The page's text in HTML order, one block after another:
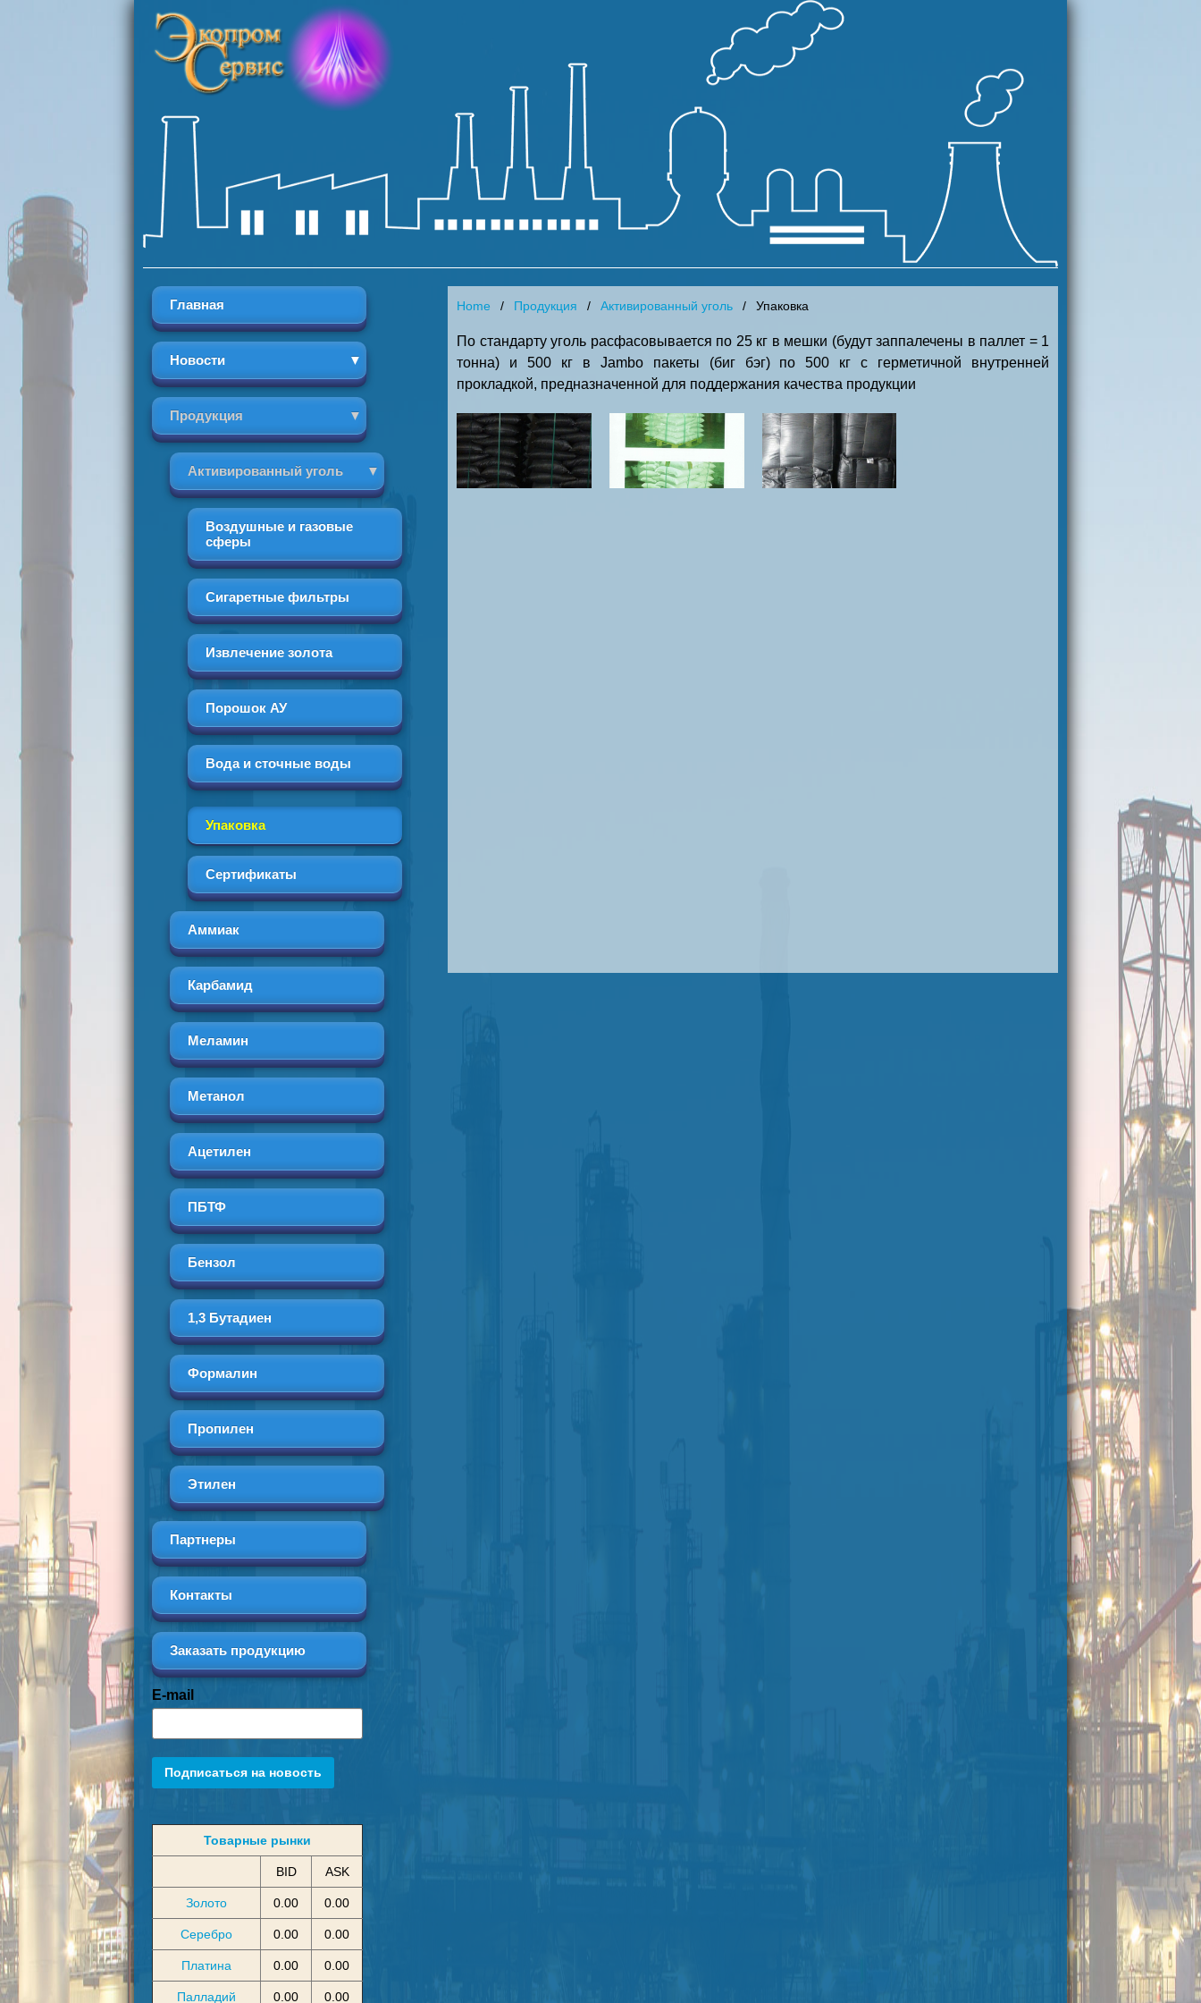
Главная
Новости
Продукция
Активированный уголь
Воздушные и газовые
сферы
Сигаретные фильтры
Извлечение золота
Порошок АУ
Вода и сточные воды
Упаковка
Сертификаты
Аммиак
Карбамид
Меламин
Метанол
Ацетилен
ПБТФ
Бензол
1,3 Бутадиен
Формалин
Пропилен
Этилен
Партнеры
Контакты
Заказать продукцию
Home Продукция Активированный уголь Упаковка
По стандарту уголь расфасовывается по 25 кг в мешки (будут заппалечены в паллет = 1
тонна) и 500 кг в Jambo пакеты (биг бэг) по 500 кг с герметичной внутренней
прокладкой, предназначенной для поддержания качества продукции
E-mail
Подписаться на новость
Товарные рынки
BID ASK
Золото 0.00 0.00
Серебро 0.00 0.00
Платина 0.00 0.00
Палладий 0.00 0.00